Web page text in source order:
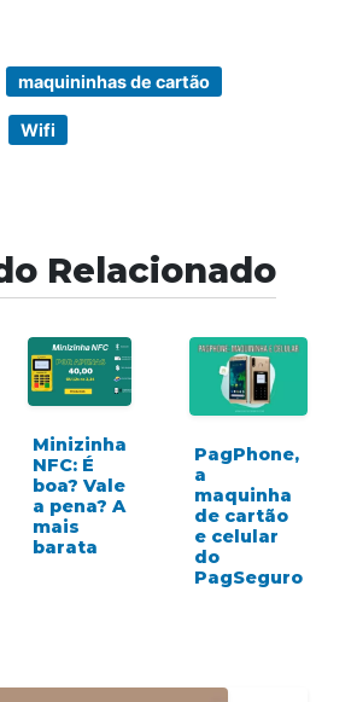
maquininhas de cartão
Wifi
Relacionado
Minizinha
NFC: É
boa? Vale
a pena? A
mais
barata
PagPhone,
a
maquinha
de cartão
e celular
do
PagSeguro